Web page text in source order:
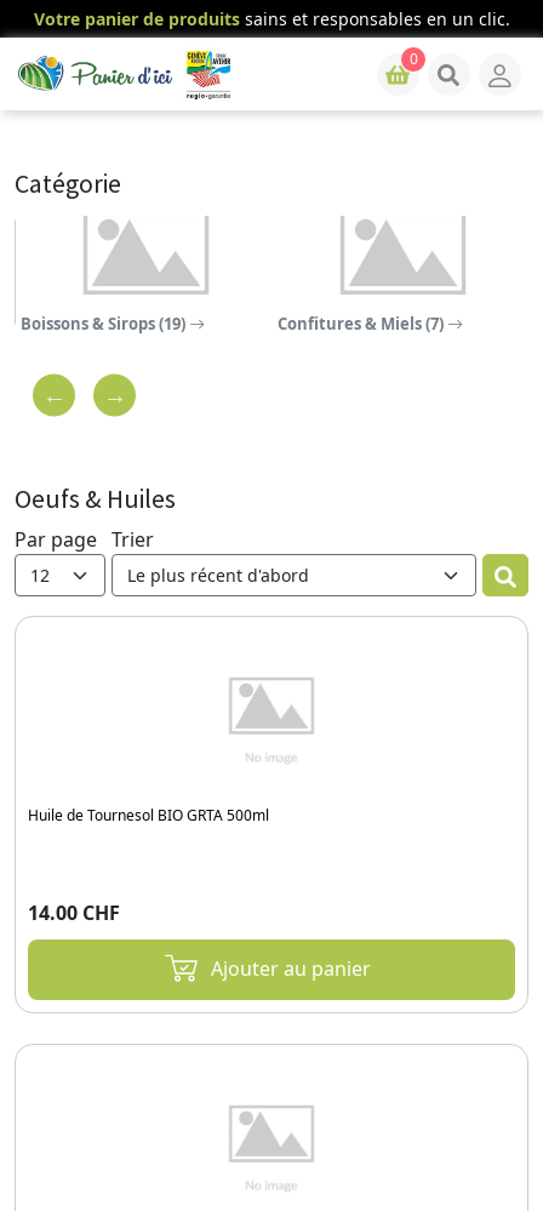
Votre panier de produitssains et responsables en un clic.
0
Catégorie
Boissons & Sirops (19) Confitures & Miels (7)
Oeufs & Huiles
Par page Trier
Huile de Tournesol BIO GRTA 500ml
14.00 CHF
Ajouter au panier